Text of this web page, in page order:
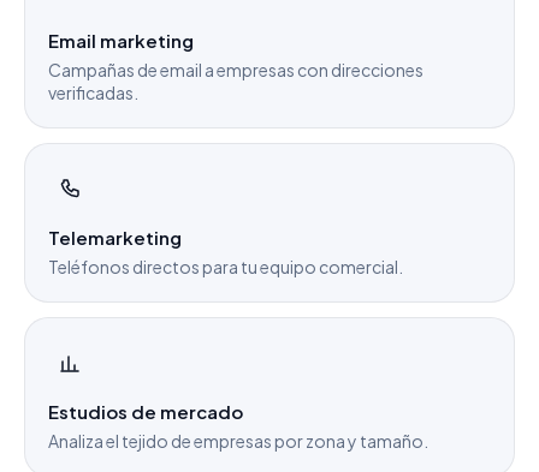
Email marketing
Campañas de email a empresas con direcciones
verificadas.
Telemarketing
Teléfonos directos para tu equipo comercial.
Estudios de mercado
Analiza el tejido de empresas por zona y tamaño.